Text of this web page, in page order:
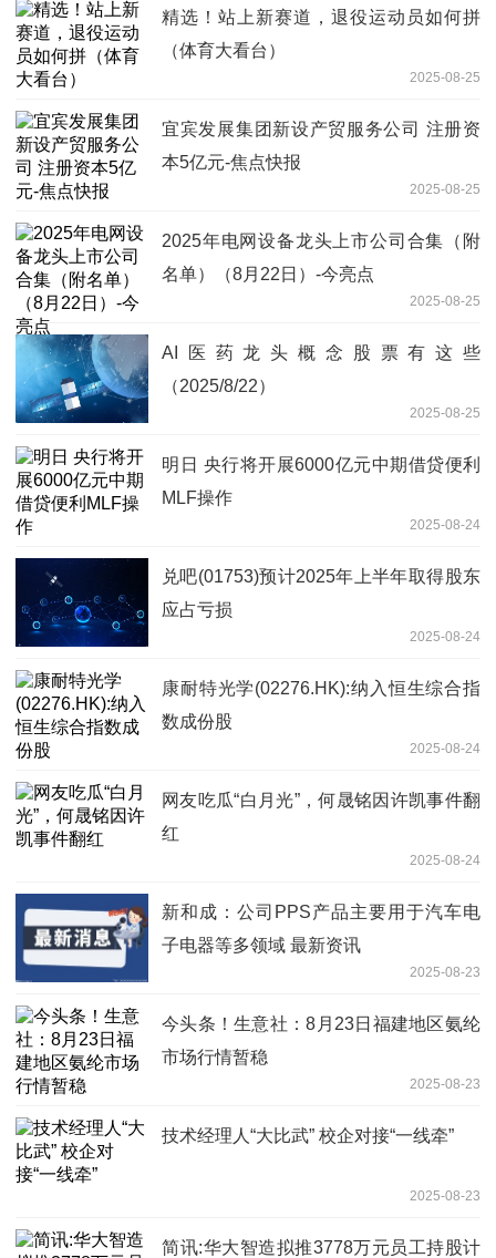
精选！站上新赛道，退役运动员如何拼
（体育大看台）
2025-08-25
宜宾发展集团新设产贸服务公司 注册资
本5亿元-焦点快报
2025-08-25
2025年电网设备龙头上市公司合集（附
名单）（8月22日）-今亮点
2025-08-25
AI医药龙头概念股票有这些
（2025/8/22）
2025-08-25
明日 央行将开展6000亿元中期借贷便利
MLF操作
2025-08-24
兑吧(01753)预计2025年上半年取得股东
应占亏损
2025-08-24
康耐特光学(02276.HK):纳入恒生综合指
数成份股
2025-08-24
网友吃瓜“白月光”，何晟铭因许凯事件翻
红
2025-08-24
新和成：公司PPS产品主要用于汽车电
子电器等多领域 最新资讯
2025-08-23
今头条！生意社：8月23日福建地区氨纶
市场行情暂稳
2025-08-23
技术经理人“大比武” 校企对接“一线牵”
2025-08-23
简讯:华大智造拟推3778万元员工持股计